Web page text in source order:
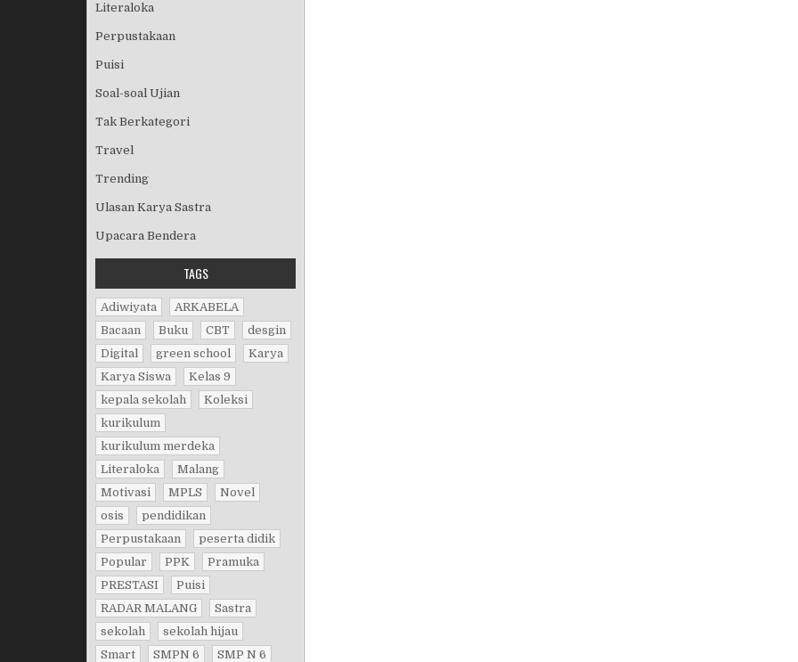
Literaloka
Perpustakaan
Puisi
Soal-soal Ujian
Tak Berkategori
Travel
Trending
Ulasan Karya Sastra
Upacara Bendera
TAGS
Adiwiyata
ARKABELA
Bacaan
Buku CBT
desgin
Digital
green school
Karya
Karya Siswa
Kelas 9
kepala sekolah
Koleksi
kurikulum
kurikulum merdeka
Literaloka
Malang
Motivasi
MPLS
Novel
osis
pendidikan
Perpustakaan
peserta didik
Popular
PPK
Pramuka
PRESTASI
Puisi
RADAR MALANG
Sastra
sekolah
sekolah hijau
Smart
SMPN 6
SMP N 6